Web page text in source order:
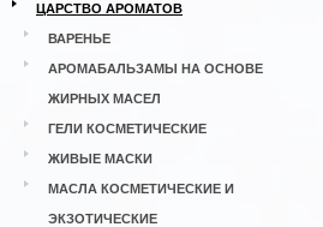
ЦАРСТВО АРОМАТОВ
ВАРЕНЬЕ
АРОМАБАЛЬЗАМЫ НА ОСНОВЕ
ЖИРНЫХ МАСЕЛ
ГЕЛИ КОСМЕТИЧЕСКИЕ
ЖИВЫЕ МАСКИ
МАСЛА КОСМЕТИЧЕСКИЕ И
ЭКЗОТИЧЕСКИЕ